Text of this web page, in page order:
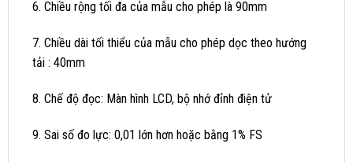
6. Chiều rộng tối đa của mẫu cho phép là 90mm
7. Chiều dài tối thiểu của mẫu cho phép dọc theo hướng
tải : 40mm
8. Chế độ đọc: Màn hình LCD, bộ nhớ đỉnh điện tử
9. Sai số đo lực: 0,01 lớn hơn hoặc bằng 1% FS